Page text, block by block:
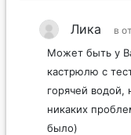
Лика в
Может быть у
кастрюлю с
горячей водой,
никаких
было)